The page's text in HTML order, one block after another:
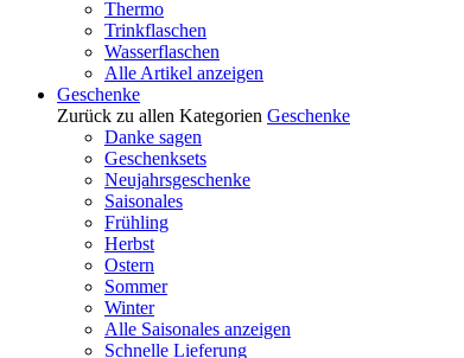
Thermo
Trinkflaschen
Wasserflaschen
Alle Artikel anzeigen
Geschenke
Zurück zu allen Kategorien Geschenke
Danke sagen
Geschenksets
Neujahrsgeschenke
Saisonales
Frühling
Herbst
Ostern
Sommer
Winter
Alle Saisonales anzeigen
Schnelle Lieferung